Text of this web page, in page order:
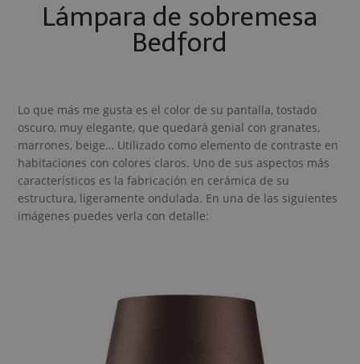
Lámpara de sobremesa
Bedford
Lo que más me gusta es el color de su pantalla, tostado
oscuro, muy elegante, que quedará genial con granates,
marrones, beige… Utilizado como elemento de contraste en
habitaciones con colores claros. Uno de sus aspectos más
característicos es la fabricación en cerámica de su
estructura, ligeramente ondulada. En una de las siguientes
imágenes puedes verla con detalle: